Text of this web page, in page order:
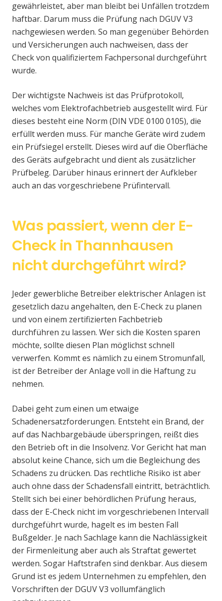
gewährleistet, aber man bleibt bei Unfällen trotzdem
haftbar. Darum muss die Prüfung nach DGUV V3
nachgewiesen werden. So man gegenüber Behörden
und Versicherungen auch nachweisen, dass der
Check von qualifiziertem Fachpersonal durchgeführt
wurde.
Der wichtigste Nachweis ist das Prüfprotokoll,
welches vom Elektrofachbetrieb ausgestellt wird. Für
dieses besteht eine Norm (DIN VDE 0100 0105), die
erfüllt werden muss. Für manche Geräte wird zudem
ein Prüfsiegel erstellt. Dieses wird auf die Oberfläche
des Geräts aufgebracht und dient als zusätzlicher
Prüfbeleg. Darüber hinaus erinnert der Aufkleber
auch an das vorgeschriebene Prüfintervall.
Was passiert, wenn der E-
Check in Thannhausen
nicht durchgeführt wird?
Jeder gewerbliche Betreiber elektrischer Anlagen ist
gesetzlich dazu angehalten, den E-Check zu planen
und von einem zertifizierten Fachbetrieb
durchführen zu lassen. Wer sich die Kosten sparen
möchte, sollte diesen Plan möglichst schnell
verwerfen. Kommt es nämlich zu einem Stromunfall,
ist der Betreiber der Anlage voll in die Haftung zu
nehmen.
Dabei geht zum einen um etwaige
Schadenersatzforderungen. Entsteht ein Brand, der
auf das Nachbargebäude überspringen, reißt dies
den Betrieb oft in die Insolvenz. Vor Gericht hat man
absolut keine Chance, sich um die Begleichung des
Schadens zu drücken. Das rechtliche Risiko ist aber
auch ohne dass der Schadensfall eintritt, beträchtlich.
Stellt sich bei einer behördlichen Prüfung heraus,
dass der E-Check nicht im vorgeschriebenen Intervall
durchgeführt wurde, hagelt es im besten Fall
Bußgelder. Je nach Sachlage kann die Nachlässigkeit
der Firmenleitung aber auch als Straftat gewertet
werden. Sogar Haftstrafen sind denkbar. Aus diesem
Grund ist es jedem Unternehmen zu empfehlen, den
Vorschriften der DGUV V3 vollumfänglich